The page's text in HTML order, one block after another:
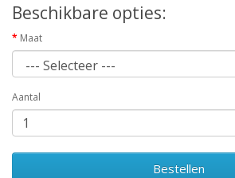
Beschikbare opties:
Maat
Aantal
Bestellen